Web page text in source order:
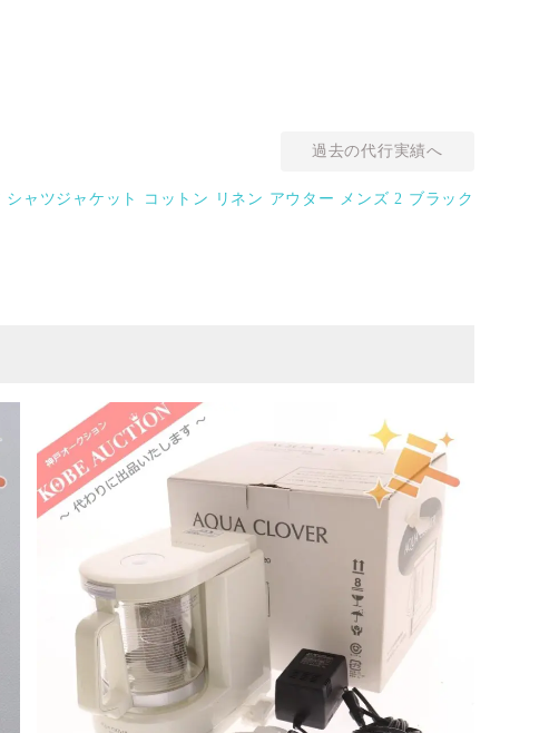
過去の代行実績へ
シャツジャケット コットン リネン アウター メンズ 2 ブラック